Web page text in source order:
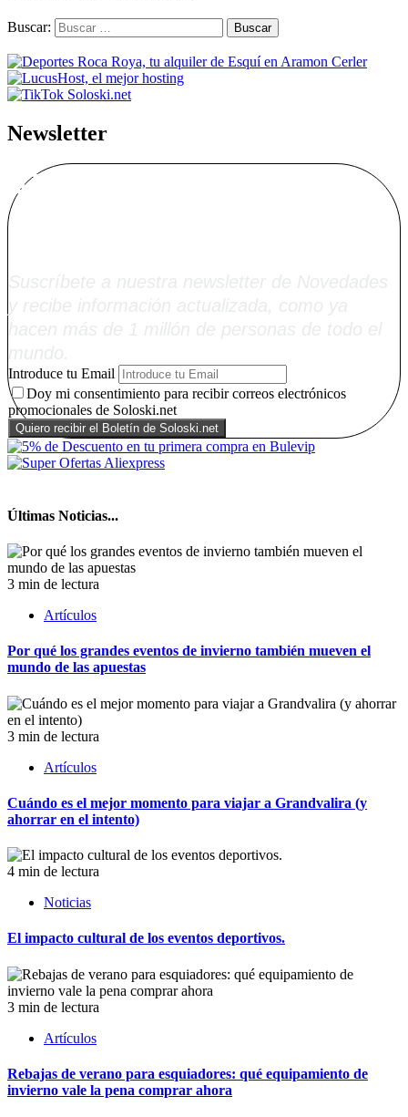
Buscar:
Newsletter
Alta Boletín
Introduce tu Email
Doy mi consentimiento para recibir correos electrónicos
promocionales de Soloski.net
Últimas Noticias...
3 min de lectura
Artículos
Por qué los grandes eventos de invierno también mueven el
mundo de las apuestas
3 min de lectura
Artículos
Cuándo es el mejor momento para viajar a Grandvalira (y
ahorrar en el intento)
4 min de lectura
Noticias
El impacto cultural de los eventos deportivos.
3 min de lectura
Artículos
Rebajas de verano para esquiadores: qué equipamiento de
invierno vale la pena comprar ahora